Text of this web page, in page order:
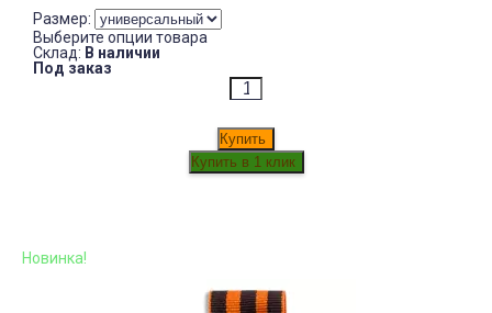
Размер:
Выберите опции товара
Склад: В наличии
Под заказ
Купить
Новинка!